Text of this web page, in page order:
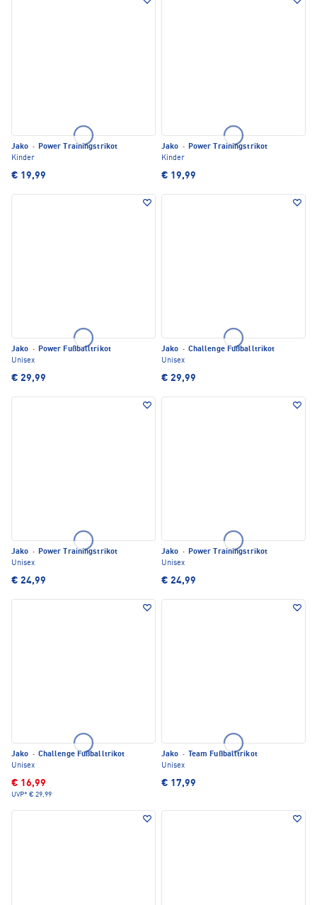
Jako · Power Trainingstrikot
Kinder
€ 19,99
Jako · Power Trainingstrikot
Kinder
€ 19,99
Jako · Power Fußballtrikot
Unisex
€ 29,99
Jako · Challenge Fußballtrikot
Unisex
€ 29,99
Jako · Power Trainingstrikot
Unisex
€ 24,99
Jako · Power Trainingstrikot
Unisex
€ 24,99
Jako · Challenge Fußballtrikot
Unisex
€ 16,99
UVP* € 29,99
Jako ·
Team Fußballtrikot
Unisex
€ 17,99